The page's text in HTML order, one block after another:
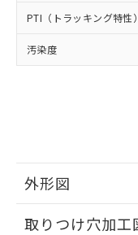
PTI（トラッキング特性）
汚染度
外形図
取りつけ穴加工
※当社
用者
EU RoHS指
51物質の非
※本証明書
るもので、
していること
り、2022年
す。